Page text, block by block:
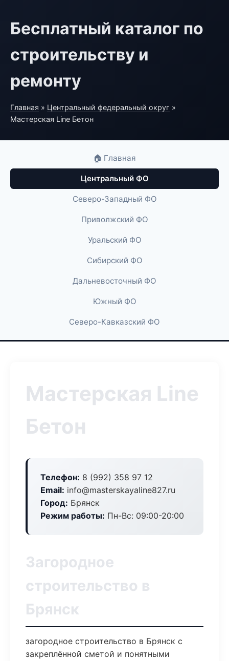
Бесплатный каталог по
строительству и
ремонту
Главная » Центральный федеральный округ »
Мастерская Line Бетон
🏠 Главная
Центральный ФО
Северо-Западный ФО
Приволжский ФО
Уральский ФО
Сибирский ФО
Дальневосточный ФО
Южный ФО
Северо-Кавказский ФО
Мастерская Line
Бетон
Телефон: 8 (992) 358 97 12
Email: info@masterskayaline827.ru
Город: Брянск
Режим работы: Пн-Вс: 09:00-20:00
Загородное
строительство в
Брянск
загородное строительство в Брянск с
закреплённой сметой и понятными